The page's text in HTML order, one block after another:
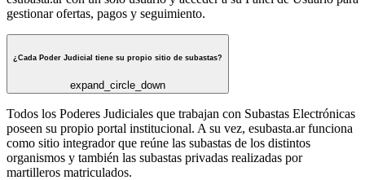
gestionar ofertas, pagos y seguimiento.
¿Cada Poder Judicial tiene su propio sitio de subastas?
expand_circle_down
Todos los Poderes Judiciales que trabajan con Subastas Electrónicas
poseen su propio portal institucional. A su vez, esubasta.ar funciona
como sitio integrador que reúne las subastas de los distintos
organismos y también las subastas privadas realizadas por
martilleros matriculados.